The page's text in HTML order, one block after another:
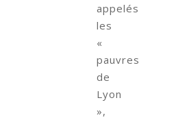
appelés
les
«
pauvres
de
Lyon
»,